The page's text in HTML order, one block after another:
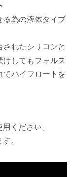
る為の液体タイプ
れたシリコンと
してもフォルス
ハイフロートを
ください。
。